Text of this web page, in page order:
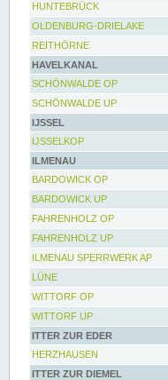
HUNTEBRÜCK
OLDENBURG-DRIELAKE
REITHÖRNE
HAVELKANAL
SCHÖNWALDE OP
SCHÖNWALDE UP
IJSSEL
IJSSELKOP
ILMENAU
BARDOWICK OP
BARDOWICK UP
FAHRENHOLZ OP
FAHRENHOLZ UP
ILMENAU SPERRWERK AP
LÜNE
WITTORF OP
WITTORF UP
ITTER ZUR EDER
HERZHAUSEN
ITTER ZUR DIEMEL